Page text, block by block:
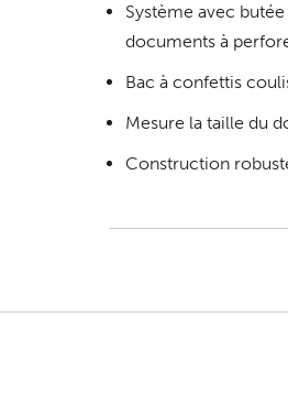
Système avec
documents à
Bac à confettis
Mesure la taille du
Construction